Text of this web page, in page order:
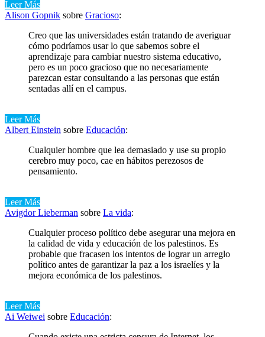
Leer Más
Alison Gopnik sobre Gracioso:
Creo que las universidades están tratando de averiguar
cómo podríamos usar lo que sabemos sobre el
aprendizaje para cambiar nuestro sistema educativo,
pero es un poco gracioso que no necesariamente
parezcan estar consultando a las personas que están
sentadas allí en el campus.
Leer Más
Albert Einstein sobre Educación:
Cualquier hombre que lea demasiado y use su propio
cerebro muy poco, cae en hábitos perezosos de
pensamiento.
Leer Más
Avigdor Lieberman sobre La vida:
Cualquier proceso político debe asegurar una mejora en
la calidad de vida y educación de los palestinos. Es
probable que fracasen los intentos de lograr un arreglo
político antes de garantizar la paz a los israelíes y la
mejora económica de los palestinos.
Leer Más
Ai Weiwei sobre Educación: